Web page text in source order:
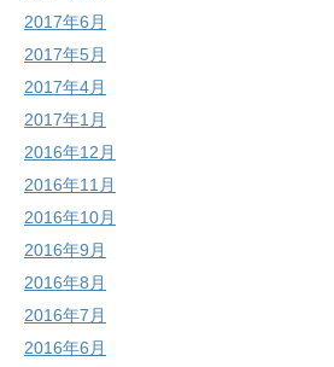
2017年6月
2017年5月
2017年4月
2017年1月
2016年12月
2016年11月
2016年10月
2016年9月
2016年8月
2016年7月
2016年6月